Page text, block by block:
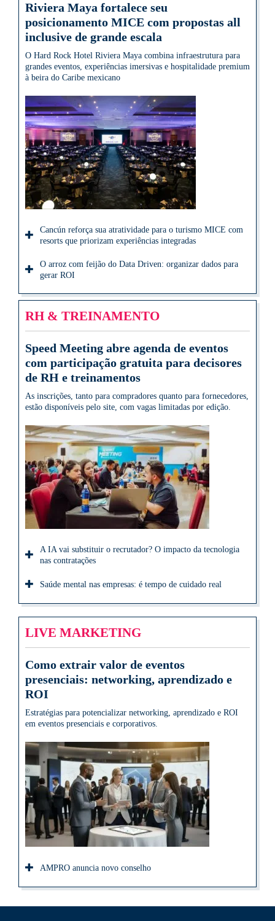
Riviera Maya fortalece seu
posicionamento MICE com propostas all
inclusive de grande escala
O Hard Rock Hotel Riviera Maya combina infraestrutura para
grandes eventos, experiências imersivas e hospitalidade premium
à beira do Caribe mexicano
Cancún reforça sua atratividade para o turismo MICE com
resorts que priorizam experiências integradas
O arroz com feijão do Data Driven: organizar dados para
gerar ROI
RH & TREINAMENTO
Speed Meeting abre agenda de eventos
com participação gratuita para decisores
de RH e treinamentos
As inscrições, tanto para compradores quanto para fornecedores,
estão disponíveis pelo site, com vagas limitadas por edição.
A IA vai substituir o recrutador? O impacto da tecnologia
nas contratações
Saúde mental nas empresas: é tempo de cuidado real
LIVE MARKETING
Como extrair valor de eventos
presenciais: networking, aprendizado e
ROI
Estratégias para potencializar networking, aprendizado e ROI
em eventos presenciais e corporativos.
AMPRO anuncia novo conselho